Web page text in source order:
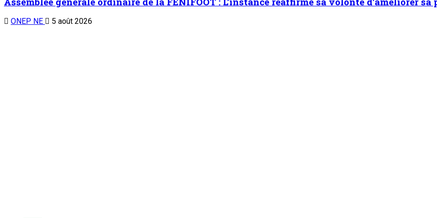
ONEP NE 5 août 2026